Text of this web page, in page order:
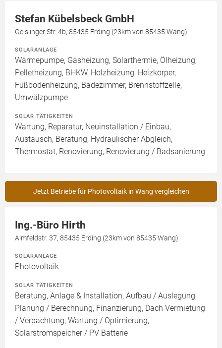
Stefan Kübelsbeck GmbH
Geislinger Str. 4b, 85435 Erding (23km von 85435 Wang)
SOLARANLAGE
Wärmepumpe, Gasheizung, Solarthermie, Ölheizung,
Pelletheizung, BHKW, Holzheizung, Heizkörper,
Fußbodenheizung, Badezimmer, Brennstoffzelle,
Umwälzpumpe
SOLAR TÄTIGKEITEN
Wartung, Reparatur, Neuinstallation / Einbau,
Austausch, Beratung, Hydraulischer Abgleich,
Thermostat, Renovierung, Renovierung / Badsanierung
Jetzt Betriebe für Photovoltaik in Wang vergleichen
Ing.-Büro Hirth
Almfeldstr. 37, 85435 Erding (23km von 85435 Wang)
SOLARANLAGE
Photovoltaik
SOLAR TÄTIGKEITEN
Beratung, Anlage & Installation, Aufbau / Auslegung,
Planung / Berechnung, Finanzierung, Dach Vermietung
/ Verpachtung, Wartung / Optimierung,
Solarstromspeicher / PV Batterie